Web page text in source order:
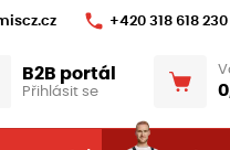
+420 318 618 230
B2B portál
Přihlásit se